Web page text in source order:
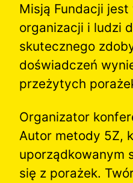
Misją Fundacji
organizacji i ludzi
skutecznego
doświadczeń
przeżytych
Organizator
Autor metody 5Z,
uporządkowanym
się z porażek.